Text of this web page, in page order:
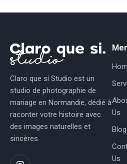
Claro que sí Studio est un
studio de photographie de
mariage en Normandie, dédié à
raconter votre histoire avec
des images naturelles et
sincères.
Us
Blog
Us